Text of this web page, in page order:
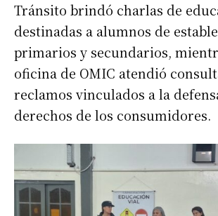
Tránsito brindó charlas de
destinadas a alumnos de
primarios y secundarios,
oficina de OMIC atendió
reclamos vinculados a la
derechos de los consumidores.